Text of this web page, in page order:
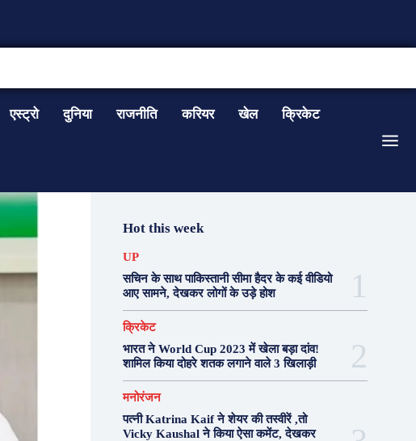
एस्ट्रो दुनिया राजनीति करियर खेल क्रिकेट
Hot this week
UP
सचिन के साथ पाकिस्तानी सीमा हैदर के कई वीडियो
आए सामने, देखकर लोगों के उड़े होश
क्रिकेट
भारत ने World Cup 2023 में खेला बड़ा दांव!
शामिल किया दोहरे शतक लगाने वाले 3 खिलाड़ी
मनोरंजन
पत्नी Katrina Kaif ने शेयर की तस्वीरें ,तो
Vicky Kaushal ने किया ऐसा कमेंट, देखकर